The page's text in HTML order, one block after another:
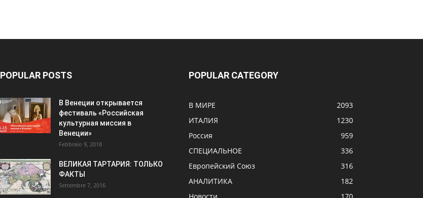
POPULAR POSTS
В Венеции открывается
фестиваль «Российская
культурная миссия в
Венеции»
Febbraio 9, 2018
ВЕЛИКАЯ ТАРТАРИЯ: ТОЛЬКО
ФАКТЫ
Settembre 7, 2016
POPULAR CATEGORY
В МИРЕ
2093
ИТАЛИЯ
1230
Россия
959
СПЕЦИАЛЬНОЕ
336
Европейский Союз
316
АНАЛИТИКА
182
Новости
170